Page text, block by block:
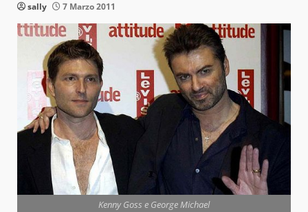
sally 7 Marzo 2011
Kenny Goss e George Michael